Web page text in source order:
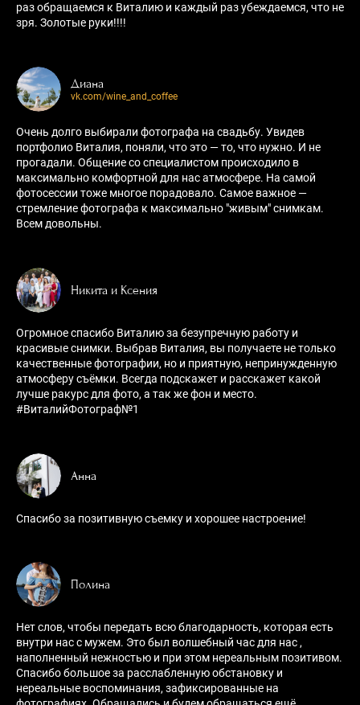
раз обращаемся к Виталию и каждый раз убеждаемся, что не
зря. Золотые руки!!!!
Диана
vk.com/wine_and_coffee
Очень долго выбирали фотографа на свадьбу. Увидев
портфолио Виталия, поняли, что это — то, что нужно. И не
прогадали. Общение со специалистом происходило в
максимально комфортной для нас атмосфере. На самой
фотосессии тоже многое порадовало. Самое важное —
стремление фотографа к максимально "живым" снимкам.
Всем довольны.
Никита и Ксения
Огромное спасибо Виталию за безупречную работу и
красивые снимки. Выбрав Виталия, вы получаете не только
качественные фотографии, но и приятную, непринужденную
атмосферу съёмки. Всегда подскажет и расскажет какой
лучше ракурс для фото, а так же фон и место.
#ВиталийФотограф№1
Анна
Спасибо за позитивную съемку и хорошее настроение!
Полина
Нет слов, чтобы передать всю благодарность, которая есть
внутри нас с мужем. Это был волшебный час для нас ,
наполненный нежностью и при этом нереальным позитивом.
Спасибо большое за расслабленную обстановку и
нереальные воспоминания, зафиксированные на